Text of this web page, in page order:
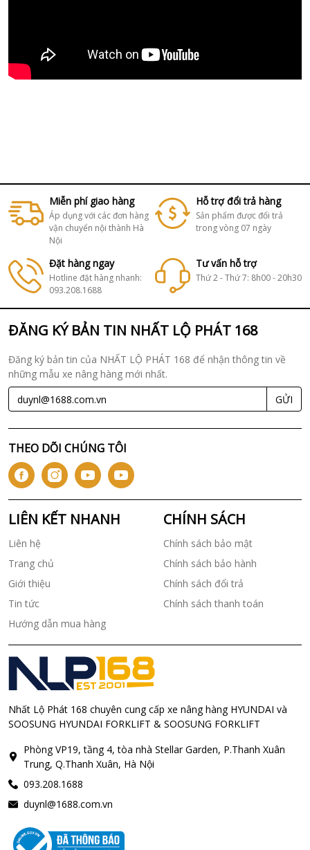
Miễn phí giao hàng
Áp dụng với các đơn hàng
vận chuyển nội thành Hà
Nội
Hỗ trợ đổi trả hàng
Sản phẩm được đổi trả
trong vòng 07 ngày
Đặt hàng ngay
Hotline đặt hàng nhanh:
093.208.1688
Tư vấn hỗ trợ
Thứ 2 - Thứ 7: 8h00 - 20h30
ĐĂNG KÝ BẢN TIN NHẤT LỘ PHÁT 168
Đăng ký bản tin của NHẤT LỘ PHÁT 168 để nhận thông tin về
những mẫu xe nâng hàng mới nhất.
GỬI
THEO DÕI CHÚNG TÔI
LIÊN KẾT NHANH
Liên hệ
Trang chủ
Giới thiệu
Tin tức
Hướng dẫn mua hàng
CHÍNH SÁCH
Chính sách bảo mật
Chính sách bảo hành
Chính sách đổi trả
Chính sách thanh toán
Nhất Lộ Phát 168 chuyên cung cấp xe nâng hàng HYUNDAI và
SOOSUNG HYUNDAI FORKLIFT & SOOSUNG FORKLIFT
Phòng VP19, tầng 4, tòa nhà Stellar Garden, P.Thanh Xuân
Trung, Q.Thanh Xuân, Hà Nội
093.208.1688
duynl@1688.com.vn